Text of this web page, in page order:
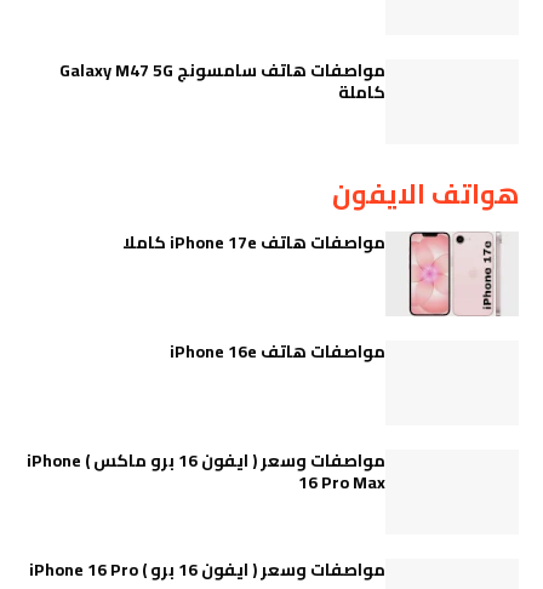
مواصفات هاتف سامسونج Galaxy M47 5G
كاملة
هواتف الايفون
مواصفات هاتف iPhone 17e كاملا
مواصفات هاتف iPhone 16e
مواصفات وسعر ( ايفون 16 برو ماكس ) iPhone
16 Pro Max
مواصفات وسعر ( ايفون 16 برو ) iPhone 16 Pro